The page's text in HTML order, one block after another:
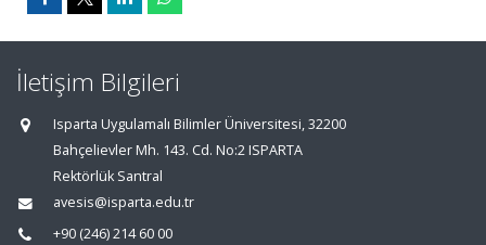
İletişim Bilgileri
Isparta Uygulamalı Bilimler Üniversitesi, 32200
Bahçelievler Mh. 143. Cd. No:2 ISPARTA
Rektörlük Santral
avesis@isparta.edu.tr
+90 (246) 214 60 00